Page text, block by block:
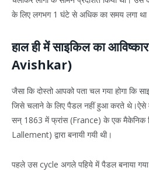
के लिए लगभग 1 घंटे से अधिक का समय लगा
हाल ही में साइकिल का
Avishkar)
जैसा कि दोस्तो आपको पता चल गया होगा कि
जिसे चलाने के लिए पैडल नहीं हुआ करते थे।ऐसे
सन् 1863 में फ्रांस (France) के एक मैकेनिक
Lallement) द्वारा बनायी गयी थी।
पहले उस cycle अगले पहिये में पैडल बनाया